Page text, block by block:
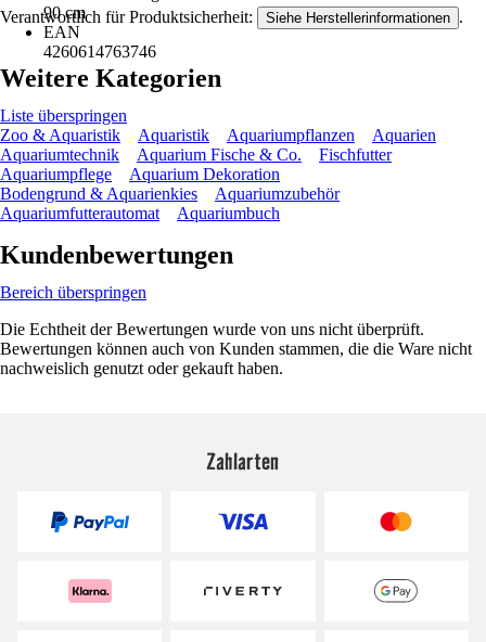
90 cm
EAN
4260614763746
Verantwortlich für Produktsicherheit: Siehe Herstellerinformationen .
Weitere Kategorien
Liste überspringen
Zoo & Aquaristik
Aquaristik Aquariumpflanzen
Aquarien
Aquariumtechnik
Aquarium Fische & Co.
Fischfutter
Aquariumpflege
Aquarium Dekoration
Bodengrund & Aquarienkies
Aquariumzubehör
Aquariumfutterautomat
Aquariumbuch
Kundenbewertungen
Bereich überspringen
Die Echtheit der Bewertungen wurde von uns nicht überprüft.
Bewertungen können auch von Kunden stammen, die die Ware nicht
nachweislich genutzt oder gekauft haben.
Zahlarten